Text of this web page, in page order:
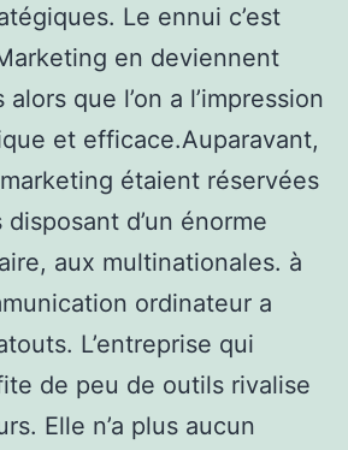
Le ennui c’est
en deviennent
que l’on a l’impression
et efficace.Auparavant,
étaient réservées
d’un énorme
aux multinationales. à
ordinateur a
L’entreprise qui
de peu de outils rivalise
Elle n’a plus aucun